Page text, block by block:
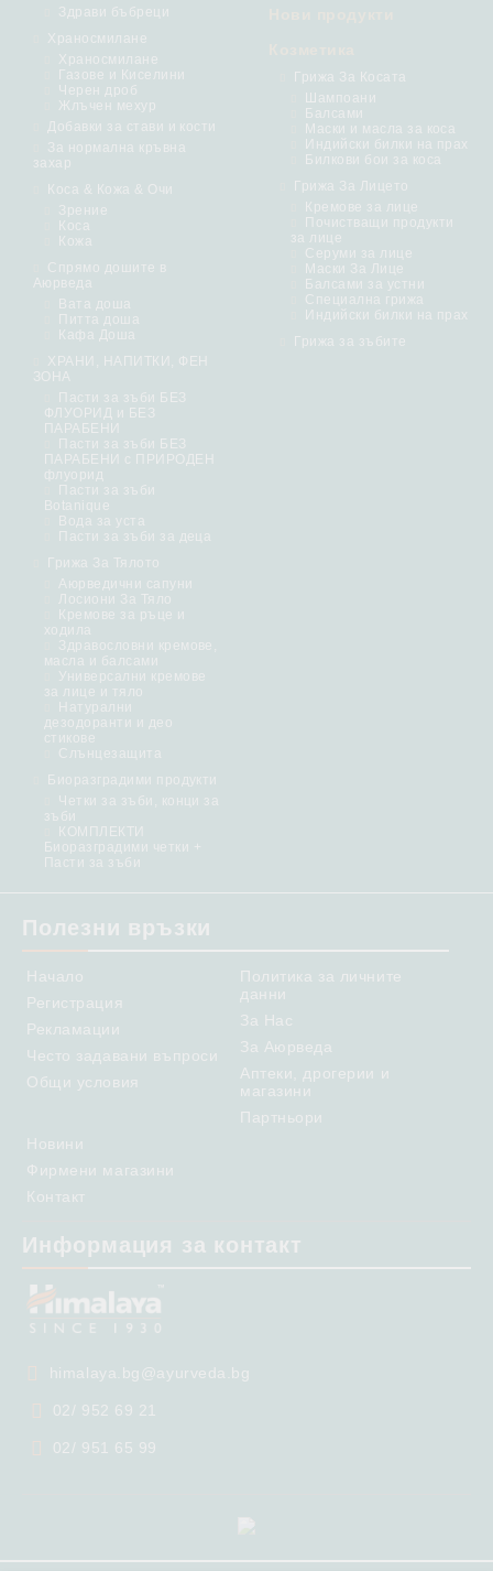
Здрави бъбреци
Храносмилане
Храносмилане
Газове и Киселини
Черен дроб
Жлъчен мехур
Добавки за стави и кости
За нормална кръвна
захар
Коса & Кожа & Очи
Зрение
Коса
Кожа
Спрямо дошите в
Аюрведа
Вата доша
Питта доша
Кафа Доша
ХРАНИ, НАПИТКИ, ФЕН
ЗОНА
Грижа За Косата
Шампоани
Балсами
Маски и масла за коса
Индийски билки на прах
Билкови бои за коса
Грижа За Лицето
Кремове за лице
Почистващи продукти
за лице
Серуми за лице
Маски За Лице
Балсами за устни
Специална грижа
Индийски билки на прах
Грижа за зъбите
Пасти за зъби БЕЗ
ФЛУОРИД и БЕЗ
ПАРАБЕНИ
Пасти за зъби БЕЗ
ПАРАБЕНИ с ПРИРОДЕН
флуорид
Пасти за зъби
Botanique
Вода за уста
Пасти за зъби за деца
Грижа За Тялото
Аюрведични сапуни
Лосиони За Тяло
Кремове за ръце и
ходила
Здравословни кремове,
масла и балсами
Универсални кремове
за лице и тяло
Натурални
дезодоранти и део
стикове
Слънцезащита
Биоразградими продукти
Четки за зъби, конци за
зъби
КОМПЛЕКТИ
Биоразградими четки +
Пасти за зъби
Полезни връзки
Начало
Регистрация
Рекламации
Често задавани въпроси
Общи условия
Политика за личните
данни
За Нас
За Аюрведа
Аптеки, дрогерии и
магазини
Партньори
Новини
Фирмени магазини
Контакт
Информация за контакт
himalaya.bg@ayurveda.bg
02/ 952 69 21
02/ 951 65 99